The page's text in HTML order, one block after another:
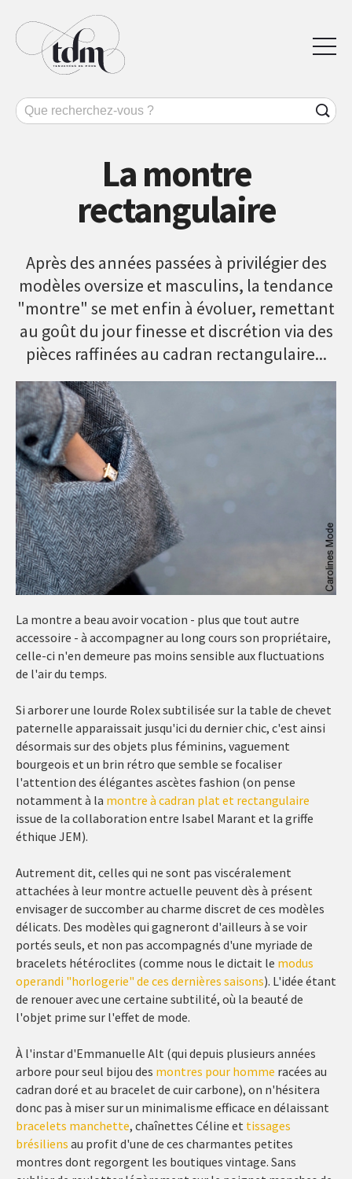
La montre
rectangulaire
Après des années passées à privilégier des
modèles oversize et masculins, la tendance
"montre" se met enfin à évoluer, remettant
au goût du jour finesse et discrétion via des
pièces raffinées au cadran rectangulaire...
La montre a beau avoir vocation - plus que tout autre
accessoire - à accompagner au long cours son propriétaire,
celle-ci n'en demeure pas moins sensible aux fluctuations
de l'air du temps.
Si arborer une lourde Rolex subtilisée sur la table de chevet
paternelle apparaissait jusqu'ici du dernier chic, c'est ainsi
désormais sur des objets plus féminins, vaguement
bourgeois et un brin rétro que semble se focaliser
l'attention des élégantes ascètes fashion (on pense
notamment à la montre à cadran plat et rectangulaire
issue de la collaboration entre Isabel Marant et la griffe
éthique JEM).
Autrement dit, celles qui ne sont pas viscéralement
attachées à leur montre actuelle peuvent dès à présent
envisager de succomber au charme discret de ces modèles
délicats. Des modèles qui gagneront d'ailleurs à se voir
portés seuls, et non pas accompagnés d'une myriade de
bracelets hétéroclites (comme nous le dictait le modus
operandi "horlogerie" de ces dernières saisons). L'idée étant
de renouer avec une certaine subtilité, où la beauté de
l'objet prime sur l'effet de mode.
À l'instar d'Emmanuelle Alt (qui depuis plusieurs années
arbore pour seul bijou des montres pour homme racées au
cadran doré et au bracelet de cuir carbone), on n'hésitera
donc pas à miser sur un minimalisme efficace en délaissant
bracelets manchette, chaînettes Céline et tissages
brésiliens au profit d'une de ces charmantes petites
montres dont regorgent les boutiques vintage. Sans